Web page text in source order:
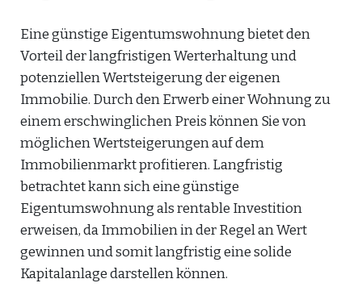
Eine günstige Eigentumswohnung bietet den
Vorteil der langfristigen Werterhaltung und
potenziellen Wertsteigerung der eigenen
Immobilie. Durch den Erwerb einer Wohnung zu
einem erschwinglichen Preis können Sie von
möglichen Wertsteigerungen auf dem
Immobilienmarkt profitieren. Langfristig
betrachtet kann sich eine günstige
Eigentumswohnung als rentable Investition
erweisen, da Immobilien in der Regel an Wert
gewinnen und somit langfristig eine solide
Kapitalanlage darstellen können.